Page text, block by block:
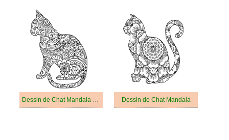
Dessin de Chat Mandala Gratuit Dessin de Chat Mandala